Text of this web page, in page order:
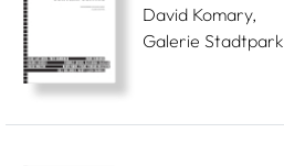
David Komary,
Galerie Stadtpark